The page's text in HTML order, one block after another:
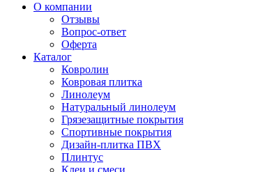
О компании
Отзывы
Вопрос-ответ
Оферта
Каталог
Ковролин
Ковровая плитка
Линолеум
Натуральный линолеум
Грязезащитные покрытия
Спортивные покрытия
Дизайн-плитка ПВХ
Плинтус
Клеи и смеси